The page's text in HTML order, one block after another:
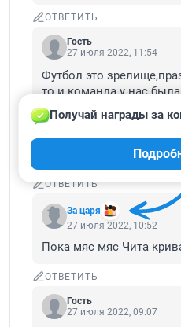
ОТВЕТИТЬ
Гость
27 июля 2022, 11:54
Футбол это
то и команда у нас
развитие
нормальных
населения?Не можем
ОТВЕТИТЬ
За царя
Получай награды за
27 июля 2022, 10:52
Пока мяс мяс Чита
ОТВЕТИТЬ
Гость
27 июля 2022, 09:07